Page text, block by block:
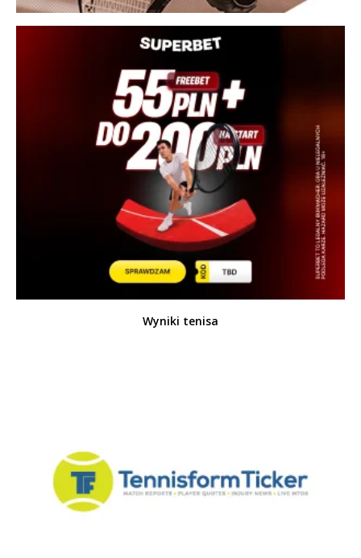
Wyniki tenisa